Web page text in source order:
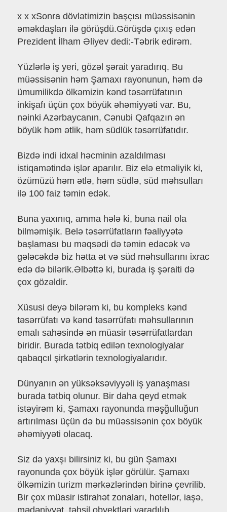
x x xSonra dövlətimizin başçısı müəssisənin
əməkdaşları ilə görüşdü.Görüşdə çıxış edən
Prezident İlham Əliyev dedi:-Təbrik edirəm.
Yüzlərlə iş yeri, gözəl şərait yaradırıq. Bu
müəssisənin həm Şamaxı rayonunun, həm də
ümumilikdə ölkəmizin kənd təsərrüfatının
inkişafı üçün çox böyük əhəmiyyəti var. Bu,
nəinki Azərbaycanın, Cənubi Qafqazın ən
böyük həm ətlik, həm südlük təsərrüfatıdır.
Bizdə indi idxal həcminin azaldılması
istiqamətində işlər aparılır. Biz elə etməliyik ki,
özümüzü həm ətlə, həm südlə, süd məhsulları
ilə 100 faiz təmin edək.
Buna yaxınıq, amma hələ ki, buna nail ola
bilməmişik. Belə təsərrüfatların fəaliyyətə
başlaması bu məqsədi də təmin edəcək və
gələcəkdə biz hətta ət və süd məhsullarını ixrac
edə də bilərik.Əlbəttə ki, burada iş şəraiti də
çox gözəldir.
Xüsusi deyə bilərəm ki, bu kompleks kənd
təsərrüfatı və kənd təsərrüfatı məhsullarının
emalı sahəsində ən müasir təsərrüfatlardan
biridir. Burada tətbiq edilən texnologiyalar
qabaqcıl şirkətlərin texnologiyalarıdır.
Dünyanın ən yüksəksəviyyəli iş yanaşması
burada tətbiq olunur. Bir daha qeyd etmək
istəyirəm ki, Şamaxı rayonunda məşğulluğun
artırılması üçün də bu müəssisənin çox böyük
əhəmiyyəti olacaq.
Siz də yaxşı bilirsiniz ki, bu gün Şamaxı
rayonunda çox böyük işlər görülür. Şamaxı
ölkəmizin turizm mərkəzlərindən birinə çevrilib.
Bir çox müasir istirahət zonaları, hotellər, iaşə,